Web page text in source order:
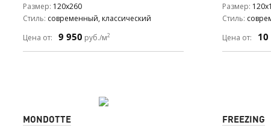
Размер 120x260
Стиль современный, классический
Цена от:
9 950 руб./м2
Размер
Стиль
Цена от:
10
MONDOTTE FREEZING